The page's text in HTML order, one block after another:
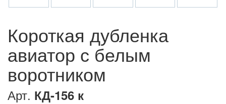
Короткая дубленка
авиатор с белым
воротником
Арт. КД-156 к